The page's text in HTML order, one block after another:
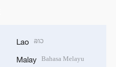
Lao ລາວ
Malay Bahasa Melayu